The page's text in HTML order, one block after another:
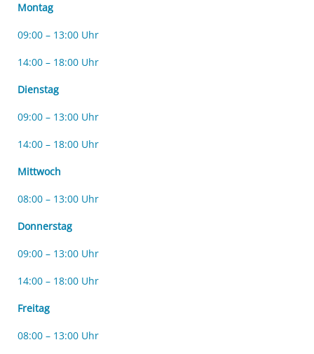
Montag
09:00 – 13:00 Uhr
14:00 – 18:00 Uhr
Dienstag
09:00 – 13:00 Uhr
14:00 – 18:00 Uhr
Mittwoch
08:00 – 13:00 Uhr
Donnerstag
09:00 – 13:00 Uhr
14:00 – 18:00 Uhr
Freitag
08:00 – 13:00 Uhr